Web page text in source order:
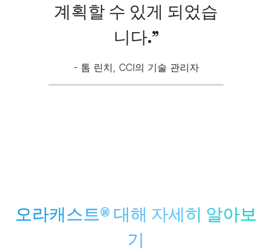
계획할 수 있게 되었습
니다."
- 톰 린치, CCI의 기술 관리자
오라캐스트® 대해 자세히 알아보
기